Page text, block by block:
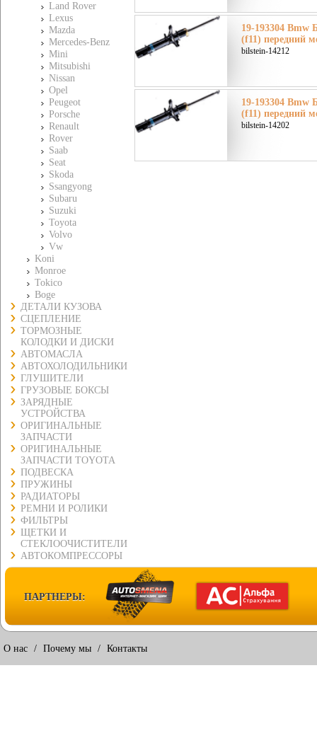
Land Rover
Lexus
Mazda
Mercedes-Benz
Mini
Mitsubishi
Nissan
Opel
Peugeot
Porsche
Renault
Rover
Saab
Seat
Skoda
Ssangyong
Subaru
Suzuki
Toyota
Volvo
Vw
Koni
Monroe
Tokico
Boge
ДЕТАЛИ КУЗОВА
СЦЕПЛЕНИЕ
ТОРМОЗНЫЕ
КОЛОДКИ И ДИСКИ
АВТОМАСЛА
АВТОХОЛОДИЛЬНИКИ
ГЛУШИТЕЛИ
ГРУЗОВЫЕ БОКСЫ
ЗАРЯДНЫЕ
УСТРОЙСТВА
ОРИГИНАЛЬНЫЕ
ЗАПЧАСТИ
ОРИГИНАЛЬНЫЕ
ЗАПЧАСТИ TOYOTA
ПОДВЕСКА
ПРУЖИНЫ
РАДИАТОРЫ
РЕМНИ И РОЛИКИ
ФИЛЬТРЫ
ЩЕТКИ И
СТЕКЛООЧИСТИТЕЛИ
АВТОКОМПРЕССОРЫ
19-193304
(f11) передний
bilstein-14212
19-193304
(f11) передний
bilstein-14202
ПАРТНЕРЫ:
О нас / Почему мы / Контакты